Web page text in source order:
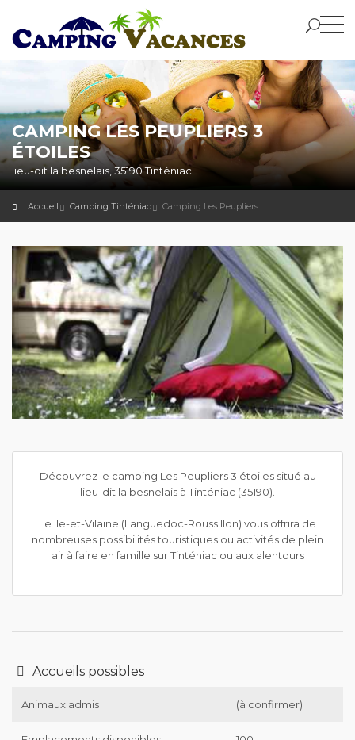
CAMPING LES PEUPLIERS 3
ÉTOILES
lieu-dit la besnelais, 35190 Tinténiac.
Accueil Camping Tinténiac Camping Les Peupliers
Découvrez le camping Les Peupliers 3 étoiles situé au
lieu-dit la besnelais à Tinténiac (35190).
Le Ile-et-Vilaine (Languedoc-Roussillon) vous offrira de
nombreuses possibilités touristiques ou activités de plein
air à faire en famille sur Tinténiac ou aux alentours
Accueils possibles
Animaux admis (à confirmer)